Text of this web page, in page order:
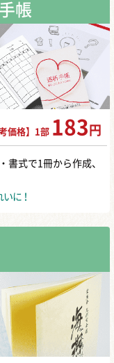
帳
考価格】1部 183 円
書式で1冊から作成、
に！